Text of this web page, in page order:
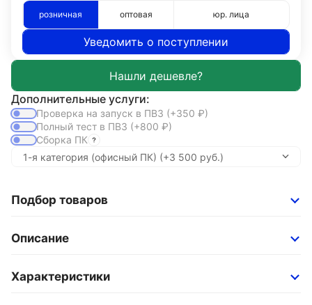
розничная оптовая юр. лица
Уведомить о поступлении
Дополнительные услуги:
Проверка на запуск в ПВЗ (+350 ₽)
Полный тест в ПВЗ (+800 ₽)
Сборка ПК
Подбор товаров
Описание
Характеристики